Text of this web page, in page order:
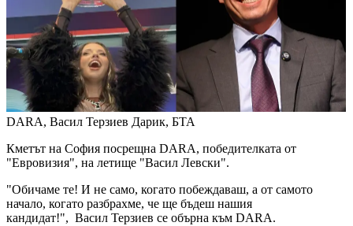
DARA, Васил Терзиев Дарик, БТА
Кметът на София посрещна DARA, победителката от
"Евровизия", на летище "Васил Левски".
"Обичаме те! И не само, когато побеждаваш, а от самото
начало, когато разбрахме, че ще бъдеш нашия
кандидат!", Васил Терзиев се обърна към DARA.